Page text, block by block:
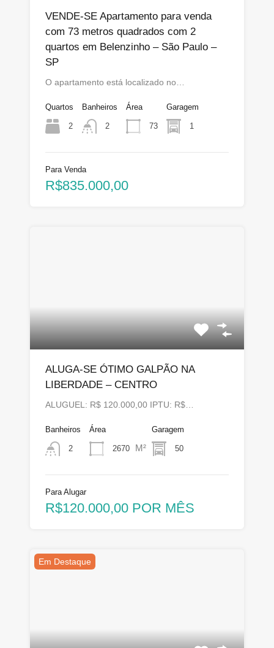
VENDE-SE Apartamento para venda
com 73 metros quadrados com 2
quartos em Belenzinho – São Paulo –
SP
O apartamento está localizado no…
Quartos
2
Banheiros
2
Área
73
Garagem
1
Para Venda
R$835.000,00
ALUGA-SE ÓTIMO GALPÃO NA
LIBERDADE – CENTRO
ALUGUEL: R$ 120.000,00 IPTU: R$…
Banheiros
2
Área
2670 M²
Garagem
50
Para Alugar
R$120.000,00 POR MÊS
Em Destaque